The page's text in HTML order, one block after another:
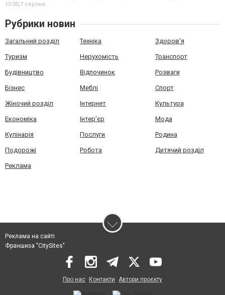
15:00,7 серпня
Рубрики новин
Загальний розділ Техніка Здоров'я
Туризм Нерухомість Транспорт
Будівництво Відпочинок Розваги
Бізнес Меблі Спорт
Жіночий розділ Інтернет Культура
Економіка Інтер'єр Мода
Кулінарія Послуги Родина
Подорожі Робота Дитячий розділ
Реклама
Реклама на сайті
Франшиза "CitySites"
Про нас Контакти Автори проєкту